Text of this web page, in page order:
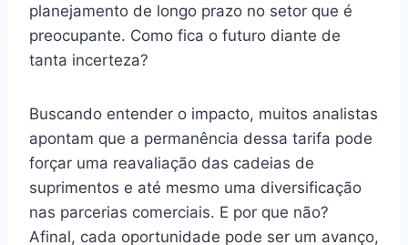
planejamento de longo prazo no setor que é
preocupante. Como fica o futuro diante de
tanta incerteza?
Buscando entender o impacto, muitos analistas
apontam que a permanência dessa tarifa pode
forçar uma reavaliação das cadeias de
suprimentos e até mesmo uma diversificação
nas parcerias comerciais. E por que não?
Afinal, cada oportunidade pode ser um avanço,